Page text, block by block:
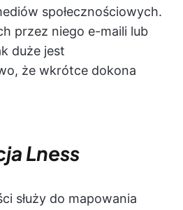
społecznościowych.
przez niego e-maili lub
duże jest
że wkrótce dokona
Lness
służy do mapowania